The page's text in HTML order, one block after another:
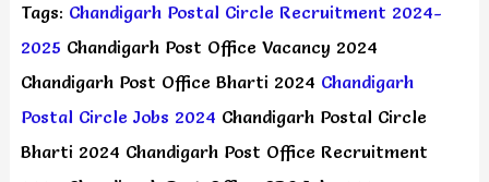
Tags: Chandigarh Postal Circle Recruitment 2024-
2025 Chandigarh Post Office Vacancy 2024
Chandigarh Post Office Bharti 2024 Chandigarh
Postal Circle Jobs 2024 Chandigarh Postal Circle
Bharti 2024 Chandigarh Post Office Recruitment